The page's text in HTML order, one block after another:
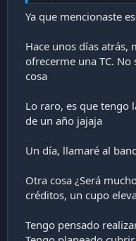
Ya que mencionaste
Hace unos días atrás,
ofrecerme una TC.
cosa
Lo raro, es que tengo
de un año jajaja
Un día, llamaré al
Otra cosa ¿Será
créditos, un cupo
Tengo pensado